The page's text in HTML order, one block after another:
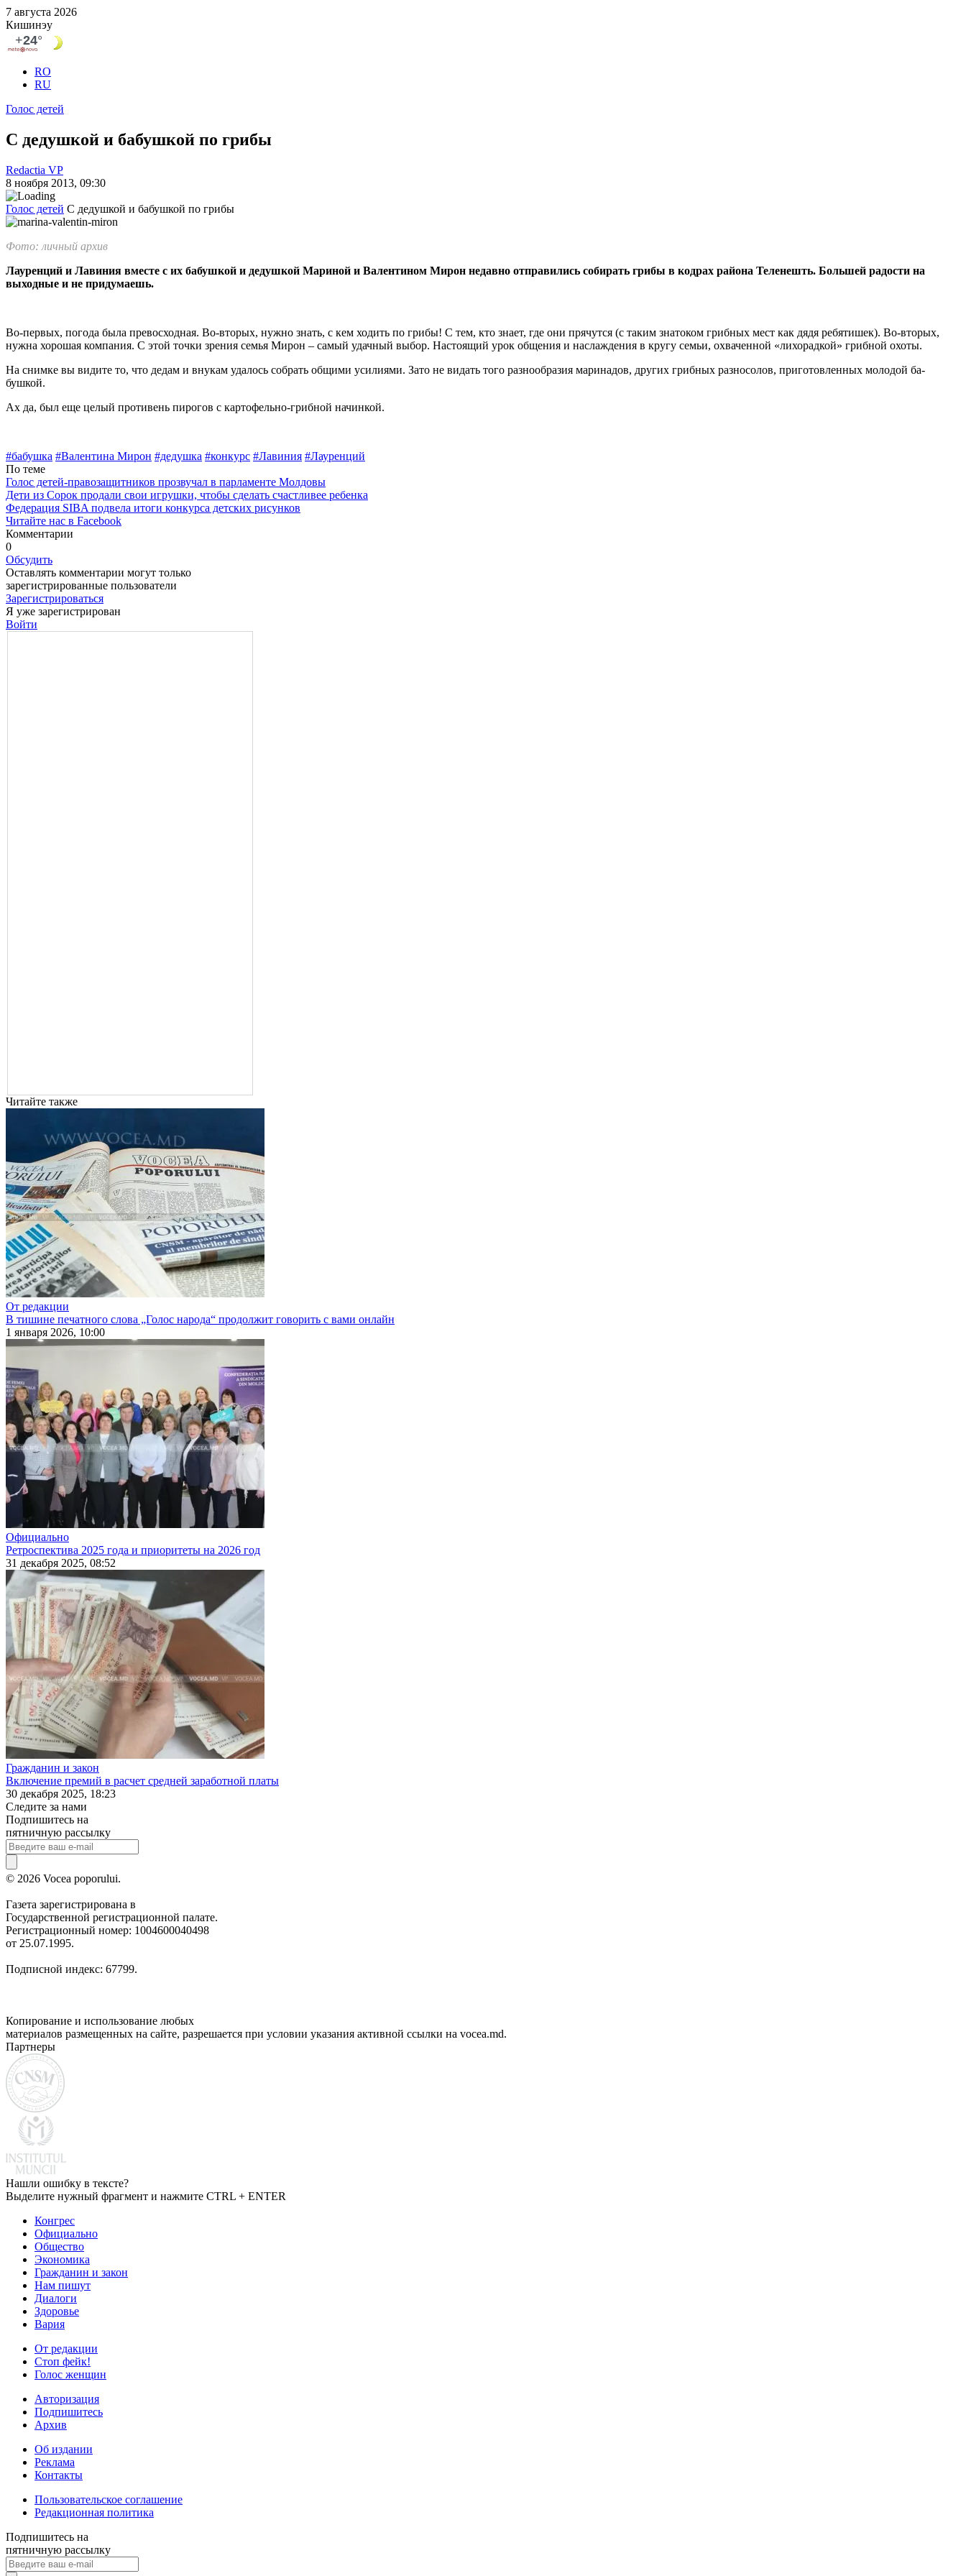
7 августа 2026
Кишинэу
RO
RU
Голос детей
C дедушкой и бабушкой по грибы
Redactia VP
8 ноября 2013, 09:30
Голос детей C дедушкой и бабушкой по грибы
Фото: личный архив
Лауренций и Лавиния вместе с их бабушкой и дедушкой Мариной и Валентином Мирон недав­но отправились собирать грибы в кодрах райо­на Теленешть. Большей радости на
выходные и не придумаешь.
Во-первых, погода была превос­ходная. Во-вторых, нужно знать, с кем ходить по грибы! С тем, кто знает, где они прячутся (с та­ким знатоком грибных мест как дядя ребяти­шек). Во-вторых,
нужна хорошая компания. С этой точки зрения семья Мирон – самый удач­ный выбор. Настоящий урок общения и наслаж­дения в кругу семьи, охваченной «лихорадкой» грибной охоты.
На снимке вы видите то, что дедам и внукам удалось собрать общими усилиями. Зато не ви­дать того разнообразия маринадов, других гриб­ных разносолов, приготовленных молодой ба­
бушкой.
Ах да, был еще целый противень пирогов с картофельно-грибной начинкой.
#бабушка #Валентина Мирон #дедушка #конкурс #Лавиния #Лауренций
По теме
Голос детей-правозащитников прозвучал в парламенте Молдовы
Дети из Сорок продали свои игрушки, чтобы сделать счастливее ребенка
Федерация SIBA подвела итоги конкурса детских рисунков
Читайте нас в Facebook
Комментарии
0
Обсудить
Оставлять комментарии могут только
зарегистрированные пользователи
Зарегистрироваться
Я уже зарегистрирован
Войти
Читайте также
От редакции
В тишине печатного слова „Голос народа“ продолжит говорить с вами онлайн
1 января 2026, 10:00
Официально
Ретроспектива 2025 года и приоритеты на 2026 год
31 декабря 2025, 08:52
Гражданин и закон
Включение премий в расчет средней заработной платы
30 декабря 2025, 18:23
Следите за нами
Подпишитесь на
пятничную рассылку
© 2026 Vocea poporului.
Газета зарегистрирована в
Государственной регистрационной палате.
Регистрационный номер: 1004600040498
от 25.07.1995.
Подписной индекс: 67799.
Копирование и использование любых
материалов размещенных на сайте, разрешается при условии указания активной ссылки на vocea.md.
Партнеры
Нашли ошибку в тексте?
Выделите нужный фрагмент и нажмите CTRL + ENTER
Конгрес
Официально
Общество
Экономика
Гражданин и закон
Нам пишут
Диалоги
Здоровье
Вария
От редакции
Стоп фейк!
Голос женщин
Авторизация
Подпишитесь
Архив
Об издании
Реклама
Контакты
Пользовательское соглашение
Редакционная политика
Подпишитесь на
пятничную рассылку